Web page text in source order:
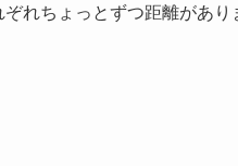
れちょっとずつ距離があり